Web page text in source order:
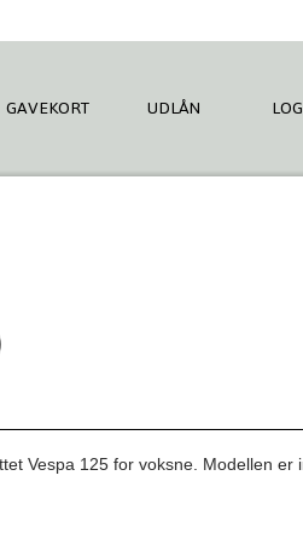
GAVEKORT UDLÅN
Vespa 125 for voksne. Modellen er